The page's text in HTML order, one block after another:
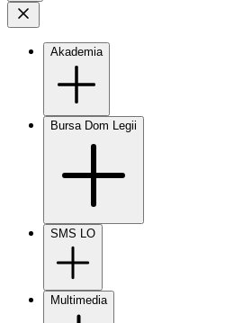
Akademia
Bursa Dom Legii
SMS LO
Multimedia